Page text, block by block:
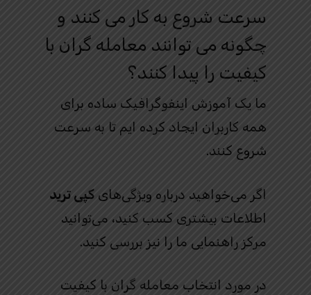
سرعت شروع به کار می کنند و
چگونه می توانند معامله گران با
کیفیت را پیدا کنند؟
ما یک آموزش اینفوگرافیک ساده برای
همه کاربران ایجاد کرده ایم تا به سرعت
شروع کنند.
اگر می‌خواهید درباره ویژگی‌های کپی ترید
اطلاعات بیشتری کسب کنید، می‌توانید
مرکز راهنمایی ما را نیز بررسی کنید.
در مورد انتخاب معامله گران با کیفیت